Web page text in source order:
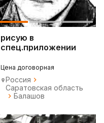
рисую в
спец.приложении
Цена договорная
Россия
Саратовская область
Балашов